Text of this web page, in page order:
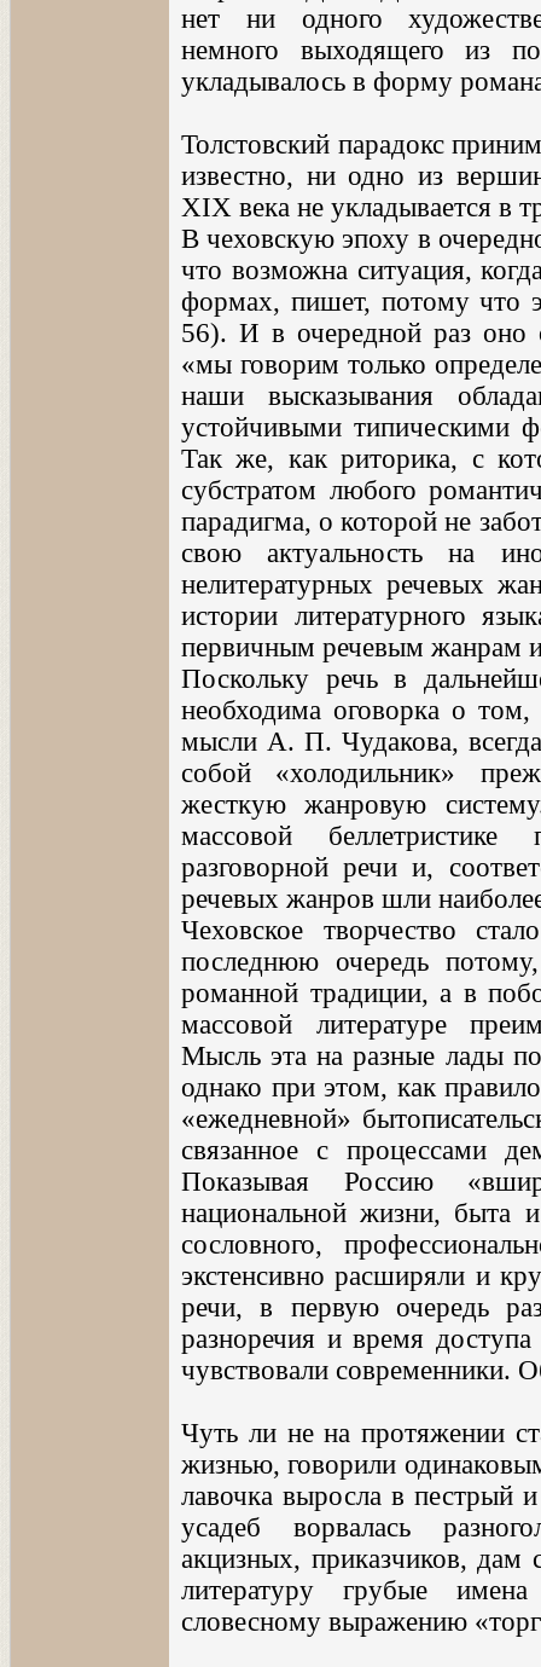
нет ни одного
немного выходящего из
укладывалось в форму
Толстовский парадокс
известно, ни одно из
XIX века не укладывается в
В чеховскую эпоху в
что возможна ситуация,
формах, пишет, потому что
56). И в очередной раз оно
«мы говорим только
наши высказывания
устойчивыми типическими
Так же, как риторика, с
субстратом любого
парадигма, о которой не
свою актуальность на
нелитературных речевых
истории литературного
первичным речевым жанрам
Поскольку речь в
необходима оговорка о том,
мысли А. П. Чудакова,
собой «холодильник»
жесткую жанровую
массовой беллетристике
разговорной речи и,
речевых жанров шли
Чеховское творчество
последнюю очередь
романной традиции, а в
массовой литературе
Мысль эта на разные лады
однако при этом, как
«ежедневной»
связанное с процессами
Показывая Россию
национальной жизни, быта
сословного,
экстенсивно расширяли и
речи, в первую очередь
разноречия и время
чувствовали современники.
Чуть ли не на протяжении
жизнью, говорили
лавочка выросла в пестрый
усадеб ворвалась
акцизных, приказчиков,
литературу грубые
словесному выражению